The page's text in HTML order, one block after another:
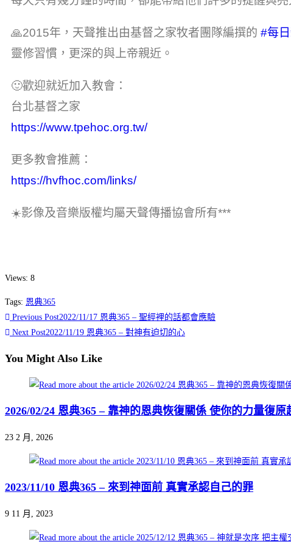
🙏2015年，天聲推出由基督之家牧者團隊編撰的 #每
靈修習慣，更深的與上帝親近。
🙂歡迎就近加入教會：
台北基督之家
https://www.tpehoc.org.tw/
更多教會推薦：
https://hvfhoc.com/links/
☀️影像及音樂版權均屬天聲傳播協會所有***
Views: 8
Tags: 恩典365
Previous Post2022/11/17 恩典365 – 聖經裡的話都會應驗
Next Post2022/11/19 恩典365 – 對神有迫切的心
You Might Also Like
2026/02/24 恩典365 – 靠神的恩典恢復關係 使你的力量復原
23 2 月, 2026
2023/11/10 恩典365 – 來到神面前 真實承認自己的罪
9 11 月, 2023